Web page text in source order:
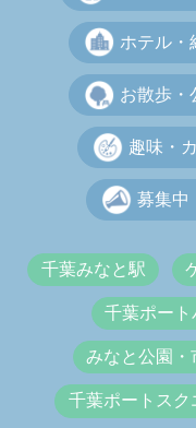
ホテル・
お散歩・
趣味・
募集中
千葉みなと駅
千葉ポー
みなと公園・
千葉ポートスク